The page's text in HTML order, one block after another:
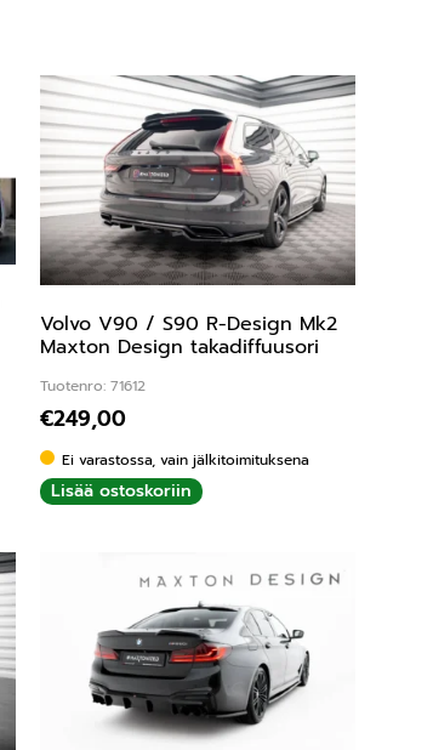
Volvo V90 / S90 R-Design Mk2
Maxton Design takadiffuusori
Tuotenro: 71612
€249,00
Ei varastossa, vain jälkitoimituksena
Lisää ostoskoriin